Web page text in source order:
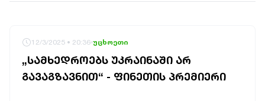
ᲐᲛᲘᲜᲓᲘ
ᲡᲐᲛᲮᲔᲓᲠᲝ
12/3/2025 • 20:36 უცხოეთი
„ᲡᲐᲛᲮᲔᲓᲠᲝᲔᲑᲡ ᲣᲙᲠᲐᲘᲜᲐᲨᲘ ᲐᲠ
ᲒᲐᲕᲐᲒᲖᲐᲕᲜᲘᲗ“ - ᲤᲘᲜᲔᲗᲘᲡ ᲞᲠᲔᲛᲘᲔᲠᲘ